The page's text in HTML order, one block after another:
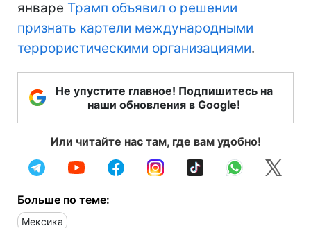
январе Трамп объявил о решении
признать картели международными
террористическими организациями.
Не упустите главное! Подпишитесь на
наши обновления в Google!
Или читайте нас там, где вам удобно!
Больше по теме:
Мексика